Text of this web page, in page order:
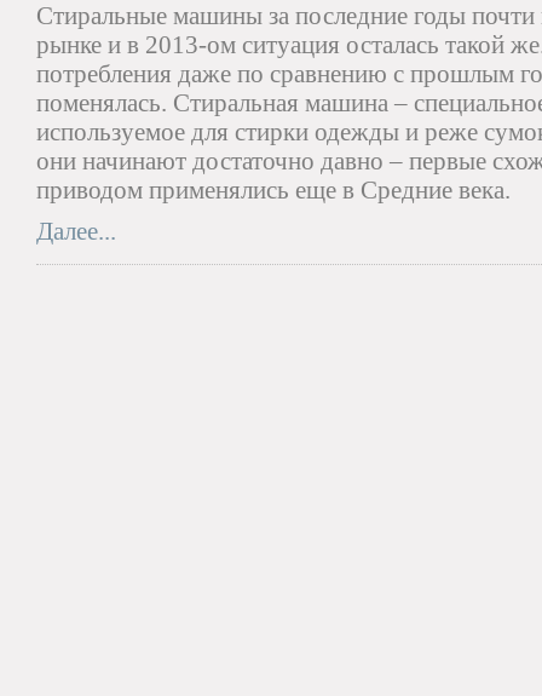
Стиральные машины за последние годы
рынке и в 2013-ом ситуация осталась такой
потребления даже по сравнению с прошлым
поменялась. Стиральная машина –
используемое для стирки одежды и реже
они начинают достаточно давно – первые
приводом применялись еще в Средние века.
Далее...